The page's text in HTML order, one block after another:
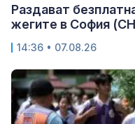
Раздават
жегите в София
14:36 • 07.08.26